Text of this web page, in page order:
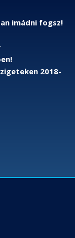
imádni fogsz!
2018-